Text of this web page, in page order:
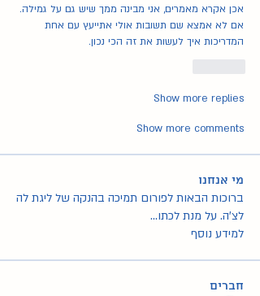
אכן אקרא מאמרים, אני מבינה ממך שיש גם על גמילה.
המדריכות איך לעשות את זה הכי נכון.
Show more replies
Show more comments
מי אנחנו
ברוכות הבאות לפורום תמיכה בהנקה של ליגת לה
לצ'ה. על מנת לכתו...
למידע נוסף
חברים